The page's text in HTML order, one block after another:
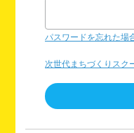
パスワードを忘れた場
次世代まちづくりスク